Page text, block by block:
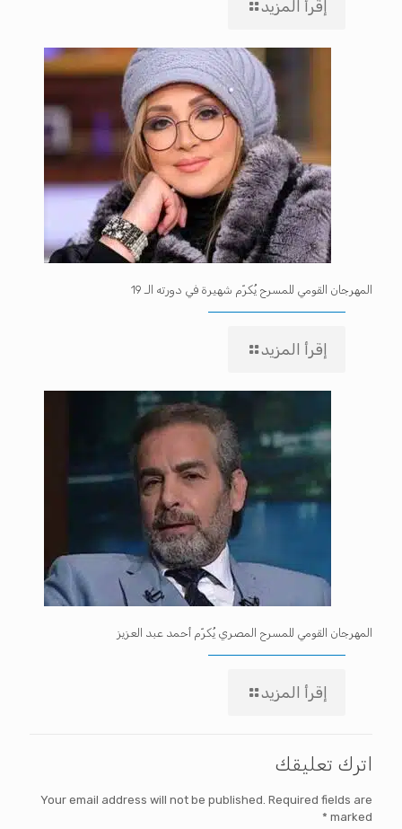
إقرأ المزيد
المهرجان القومي للمسرح يُكرّم شهيرة في دورته الـ 19
إقرأ المزيد
المهرجان القومي للمسرح المصري يُكرّم أحمد عبد العزيز
إقرأ المزيد
اترك تعليقك
Your email address will not be published. Required fields are
marked
*